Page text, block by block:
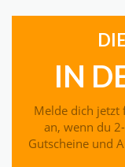
IN
Melde dich jetzt
an, wenn du
Gutscheine und